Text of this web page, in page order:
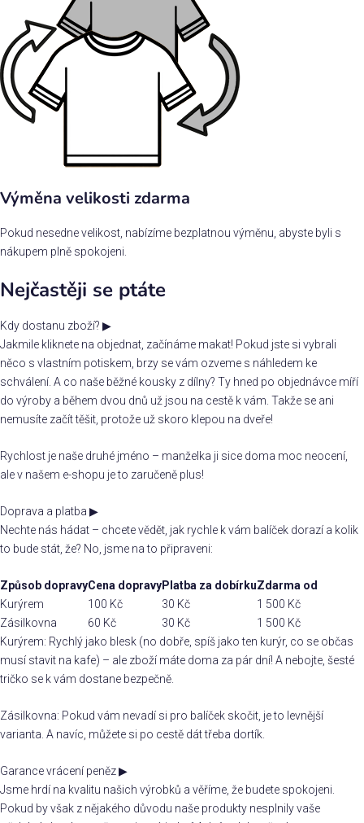
Výměna velikosti zdarma
Pokud nesedne velikost, nabízíme bezplatnou výměnu, abyste byli s
nákupem plně spokojeni.
Nejčastěji se ptáte
Kdy dostanu zboží? ▶
Jakmile kliknete na objednat, začínáme makat! Pokud jste si vybrali
něco s vlastním potiskem, brzy se vám ozveme s náhledem ke
schválení. A co naše běžné kousky z dílny? Ty hned po objednávce míří
do výroby a během dvou dnů už jsou na cestě k vám. Takže se ani
nemusíte začít těšit, protože už skoro klepou na dveře!
Rychlost je naše druhé jméno – manželka ji sice doma moc neocení,
ale v našem e-shopu je to zaručeně plus!
Doprava a platba ▶
Nechte nás hádat – chcete vědět, jak rychle k vám balíček dorazí a kolik
to bude stát, že? No, jsme na to připraveni:
Způsob dopravyCena dopravyPlatba za dobírkuZdarma od
Kurýrem
100 Kč 30 Kč
1 500 Kč
Zásilkovna
60 Kč 30 Kč
1 500 Kč
Kurýrem: Rychlý jako blesk (no dobře, spíš jako ten kurýr, co se občas
musí stavit na kafe) – ale zboží máte doma za pár dní! A nebojte, šesté
tričko se k vám dostane bezpečně.
Zásilkovna: Pokud vám nevadí si pro balíček skočit, je to levnější
varianta. A navíc, můžete si po cestě dát třeba dortík.
Garance vrácení peněz▶
Jsme hrdí na kvalitu našich výrobků a věříme, že budete spokojeni.
Pokud by však z nějakého důvodu naše produkty nesplnily vaše